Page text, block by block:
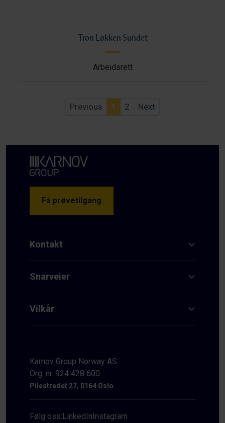
Tron Løkken Sundet
Arbeidsrett
Previous 1 2 Next
Få prøvetilgang
Kontakt
Snarveier
Vilkår
Karnov Group Norway AS
Org. nr. 924 428 600
Pilestredet 27, 0164 Oslo
Følg oss:LinkedInInstagram